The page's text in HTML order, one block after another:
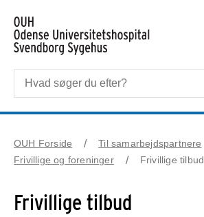
OUH Forside
Til samarbejdspartnere
Frivillige og foreninger
Frivillige tilbud
Frivillige tilbud